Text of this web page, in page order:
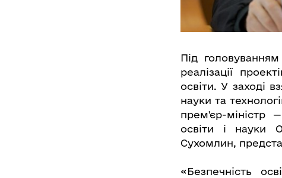
Під
реалізації
освіти. У заході
науки та
прем'єр-міністр
освіти і науки
Сухомлин,
«Безпечність